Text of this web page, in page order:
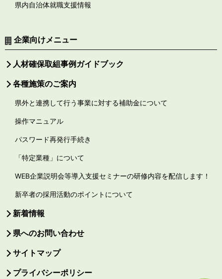
県内自治体就職支援情報
企業向けメニュー
人材確保取組事例ガイドブック
各種施策のご案内
県外と連携して行う事業に対する補助金について
操作マニュアル
パスワード再発行手続き
「特定業種」について
WEB企業説明会等導入支援セミナーの研修内容を配信します！
新卒者の採用活動のポイントについて
新着情報
県へのお問い合わせ
サイトマップ
プライバシーポリシー